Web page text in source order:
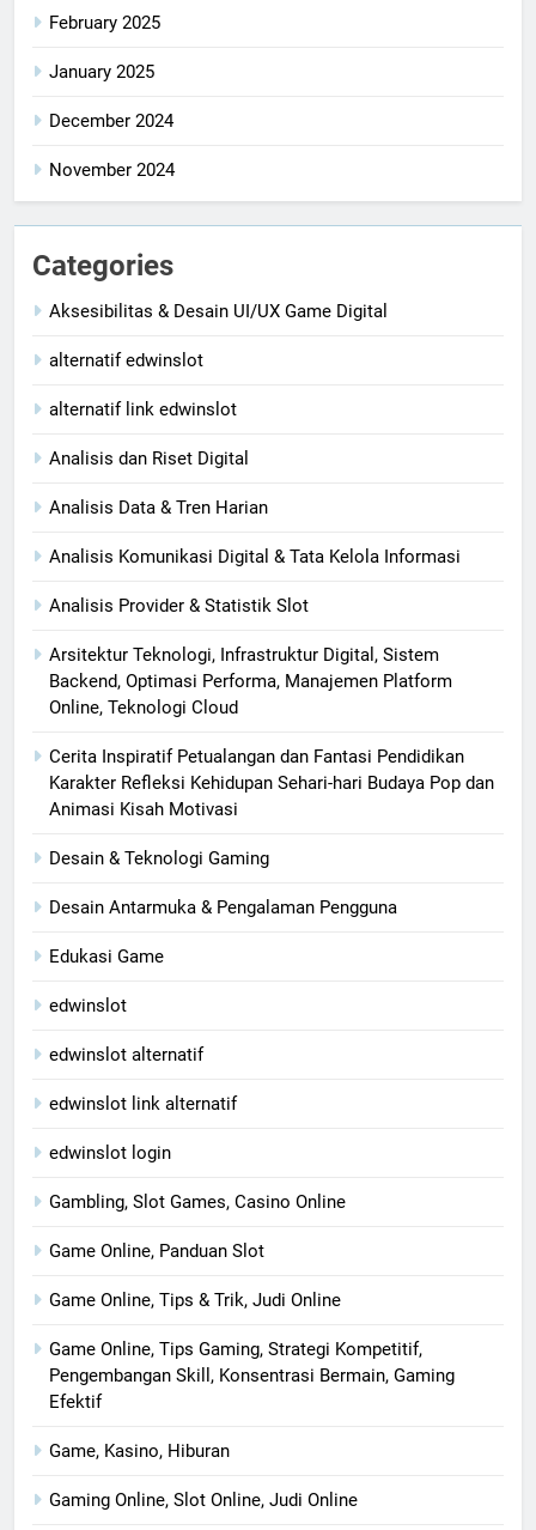
February 2025
January 2025
December 2024
November 2024
Categories
Aksesibilitas & Desain UI/UX Game Digital
alternatif edwinslot
alternatif link edwinslot
Analisis dan Riset Digital
Analisis Data & Tren Harian
Analisis Komunikasi Digital & Tata Kelola Informasi
Analisis Provider & Statistik Slot
Arsitektur Teknologi, Infrastruktur Digital, Sistem
Backend, Optimasi Performa, Manajemen Platform
Online, Teknologi Cloud
Cerita Inspiratif Petualangan dan Fantasi Pendidikan
Karakter Refleksi Kehidupan Sehari-hari Budaya Pop dan
Animasi Kisah Motivasi
Desain & Teknologi Gaming
Desain Antarmuka & Pengalaman Pengguna
Edukasi Game
edwinslot
edwinslot alternatif
edwinslot link alternatif
edwinslot login
Gambling, Slot Games, Casino Online
Game Online, Panduan Slot
Game Online, Tips & Trik, Judi Online
Game Online, Tips Gaming, Strategi Kompetitif,
Pengembangan Skill, Konsentrasi Bermain, Gaming
Efektif
Game, Kasino, Hiburan
Gaming Online, Slot Online, Judi Online